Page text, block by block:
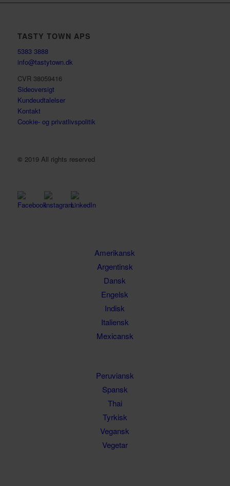
TASTY TOWN APS
5383 3888
info@tastytown.dk
CVR 38059416
Sideoversigt
Kundeudtalelser
Kontakt
Cookie- og privatlivspolitik
© 2019 All rights reserved
Amerikansk
Argentinsk
Dansk
Engelsk
Indisk
Italiensk
Mexicansk
Peruviansk
Spansk
Thai
Tyrkisk
Vegansk
Vegetar